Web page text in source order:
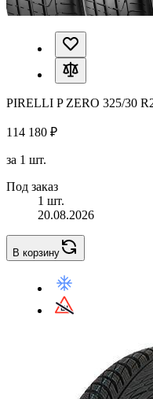
PIRELLI P ZERO 325/30
114 180 ₽
за 1 шт.
Под заказ
1 шт.
20.08.2026
В корзину